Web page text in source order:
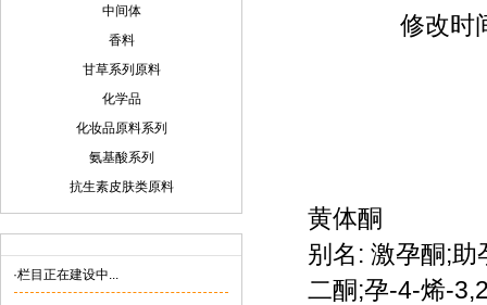
中间体
香料
甘草系列原料
化学品
化妆品原料系列
氨基酸系列
抗生素皮肤类原料
·栏目正在建设中...
修改时
黄体酮
别名: 激孕酮;
二酮;孕-4-烯-